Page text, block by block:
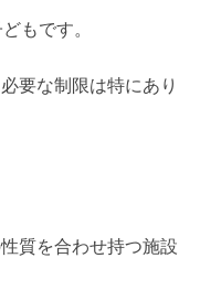
もです。
要な制限は特にあり
質を合わせ持つ施設